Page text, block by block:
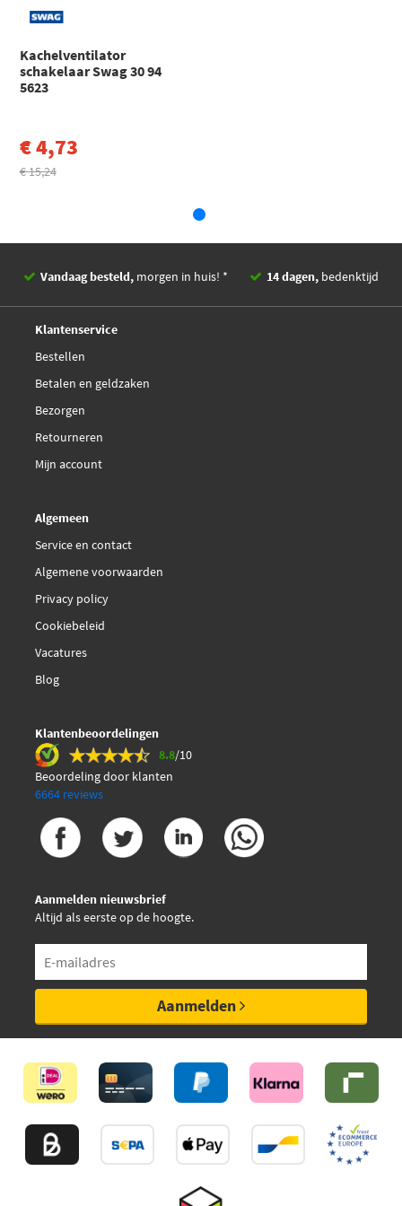
Aantal schakelstappen
EAN
Audi
90 B2 (813, 814, 853) (1984 - 1988)
Audi
90
90 B2 (813, 814, 853) Hatchback (1984 - 1988)
Kachelventilator
schakelaar Swag 30 94
5623
€ 4,73
€ 15,24
Vandaag besteld, morgen in huis! * 14 dagen, bedenktijd
Klantenservice
Bestellen
Betalen en geldzaken
Bezorgen
Retourneren
Mijn account
Algemeen
Service en contact
Algemene voorwaarden
Privacy policy
Cookiebeleid
Vacatures
Blog
Klantenbeoordelingen
8.8/10
Beoordeling door klanten
6664 reviews
Aanmelden nieuwsbrief
Altijd als eerste op de hoogte.
Aanmelden